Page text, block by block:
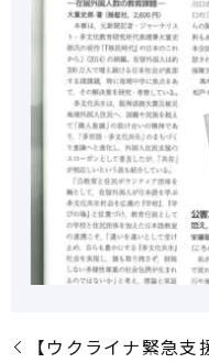
【ウクライナ緊急